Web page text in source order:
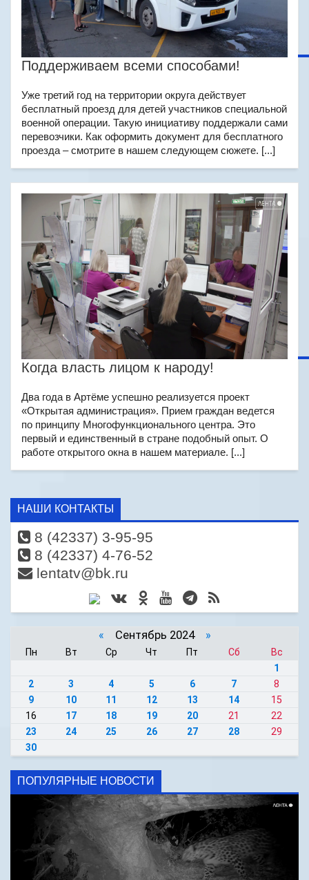
Поддерживаем всеми способами!
Уже третий год на территории округа действует
бесплатный проезд для детей участников специальной
военной операции. Такую инициативу поддержали сами
перевозчики. Как оформить документ для бесплатного
проезда – смотрите в нашем следующем сюжете. [...]
Когда власть лицом к народу!
Два года в Артёме успешно реализуется проект
«Открытая администрация». Прием граждан ведется
по принципу Многофункционального центра. Это
первый и единственный в стране подобный опыт. О
работе открытого окна в нашем материале. [...]
НАШИ КОНТАКТЫ
8 (42337) 3-95-95
8 (42337) 4-76-52
lentatv@bk.ru
« Сентябрь 2024 »
Пн Вт Ср Чт Пт Сб
Вс
1
2
3 4 5 6 7
8
9
10 11 12 13 14
15
16
17 18 19 20 21
22
23
24 25 26 27 28
29
30
ПОПУЛЯРНЫЕ НОВОСТИ